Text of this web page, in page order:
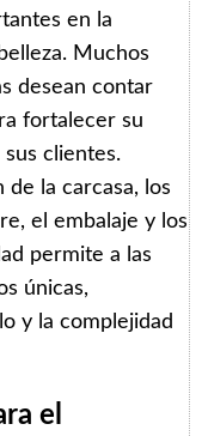
en la
Muchos
desean contar
fortalecer su
clientes.
la carcasa, los
el embalaje y los
permite a las
únicas,
y la complejidad
el